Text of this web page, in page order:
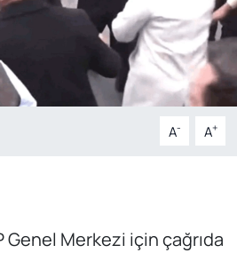
A- A+
Genel Merkezi için çağrıda